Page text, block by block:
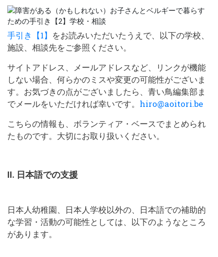
手引き【1】 をお読みいただいたうえで、以下の学校、
施設、相談先をご参照ください。
サイトアドレス、メールアドレスなど、リンクが機能
しない場合、何らかのミスや変更の可能性がございま
す。お気づきの点がございましたら、青い鳥編集部ま
でメールをいただければ幸いです。 hiro@aoitori.be
こちらの情報も、ボランティア・ベースでまとめられ
たものです。大切にお取り扱いください。
II. 日本語での支援
日本人幼稚園、日本人学校以外の、日本語での補助的
な学習・活動の可能性としては、以下のようなところ
があります。